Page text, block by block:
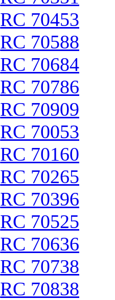
RC 70453
RC 70588
RC 70684
RC 70786
RC 70909
RC 70053
RC 70160
RC 70265
RC 70396
RC 70525
RC 70636
RC 70738
RC 70838